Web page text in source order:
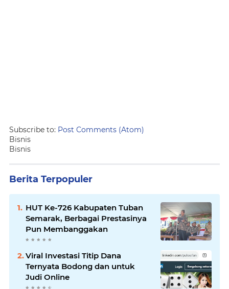
Subscribe to: Post Comments (Atom)
Bisnis
Bisnis
Berita Terpopuler
HUT Ke-726 Kabupaten Tuban
Semarak, Berbagai Prestasinya
Pun Membanggakan
Viral Investasi Titip Dana
Ternyata Bodong dan untuk
Judi Online